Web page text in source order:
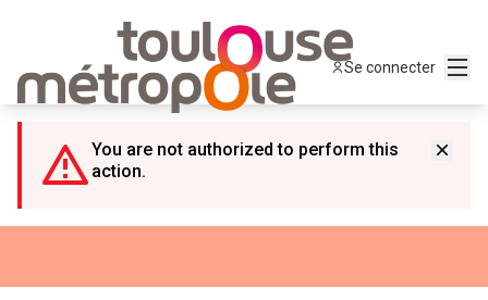
Se connecter
You are not authorized to perform this
action.